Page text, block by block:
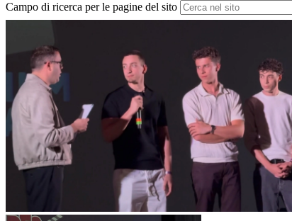
Campo di ricerca per le pagine del sito